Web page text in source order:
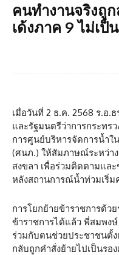
คนทำงานจริงถูก
เด้งภาค 9 ไม่เ
เมื่อวันที่ 2 ธ.ค. 2568 ร.อ.
และรัฐมนตรีว่าการกระทร
การศูนย์บริหารจัดการน้ำ
(ศนภ.) ให้สัมภาษณ์ระหว่า
สงขลา เพื่อร่วมติดตามและ
หลังสถานการณ์น้ำท่วมเริ่ม
การโยกย้ายข้าราชการด้ว
ข้าราชการได้แล้ว พี่สมพง
ร่วมกับตนช่วยประชาชนตั้
กลับถูกคำสั่งย้ายไปเป็นรอ